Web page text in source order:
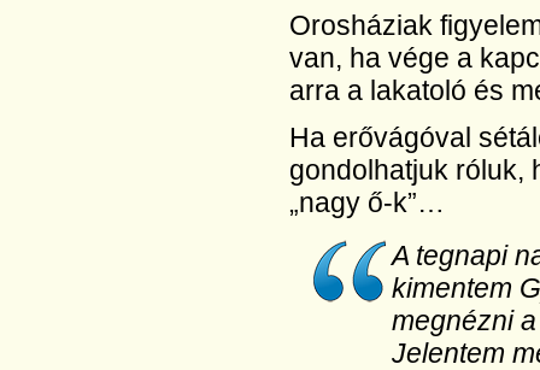
Orosháziak
van, ha vége a
arra a lakatoló és
Ha erővágóval
gondolhatjuk róluk,
„nagy ő-k”…
A tegnapi
kimentem
megnézni
Jelentem